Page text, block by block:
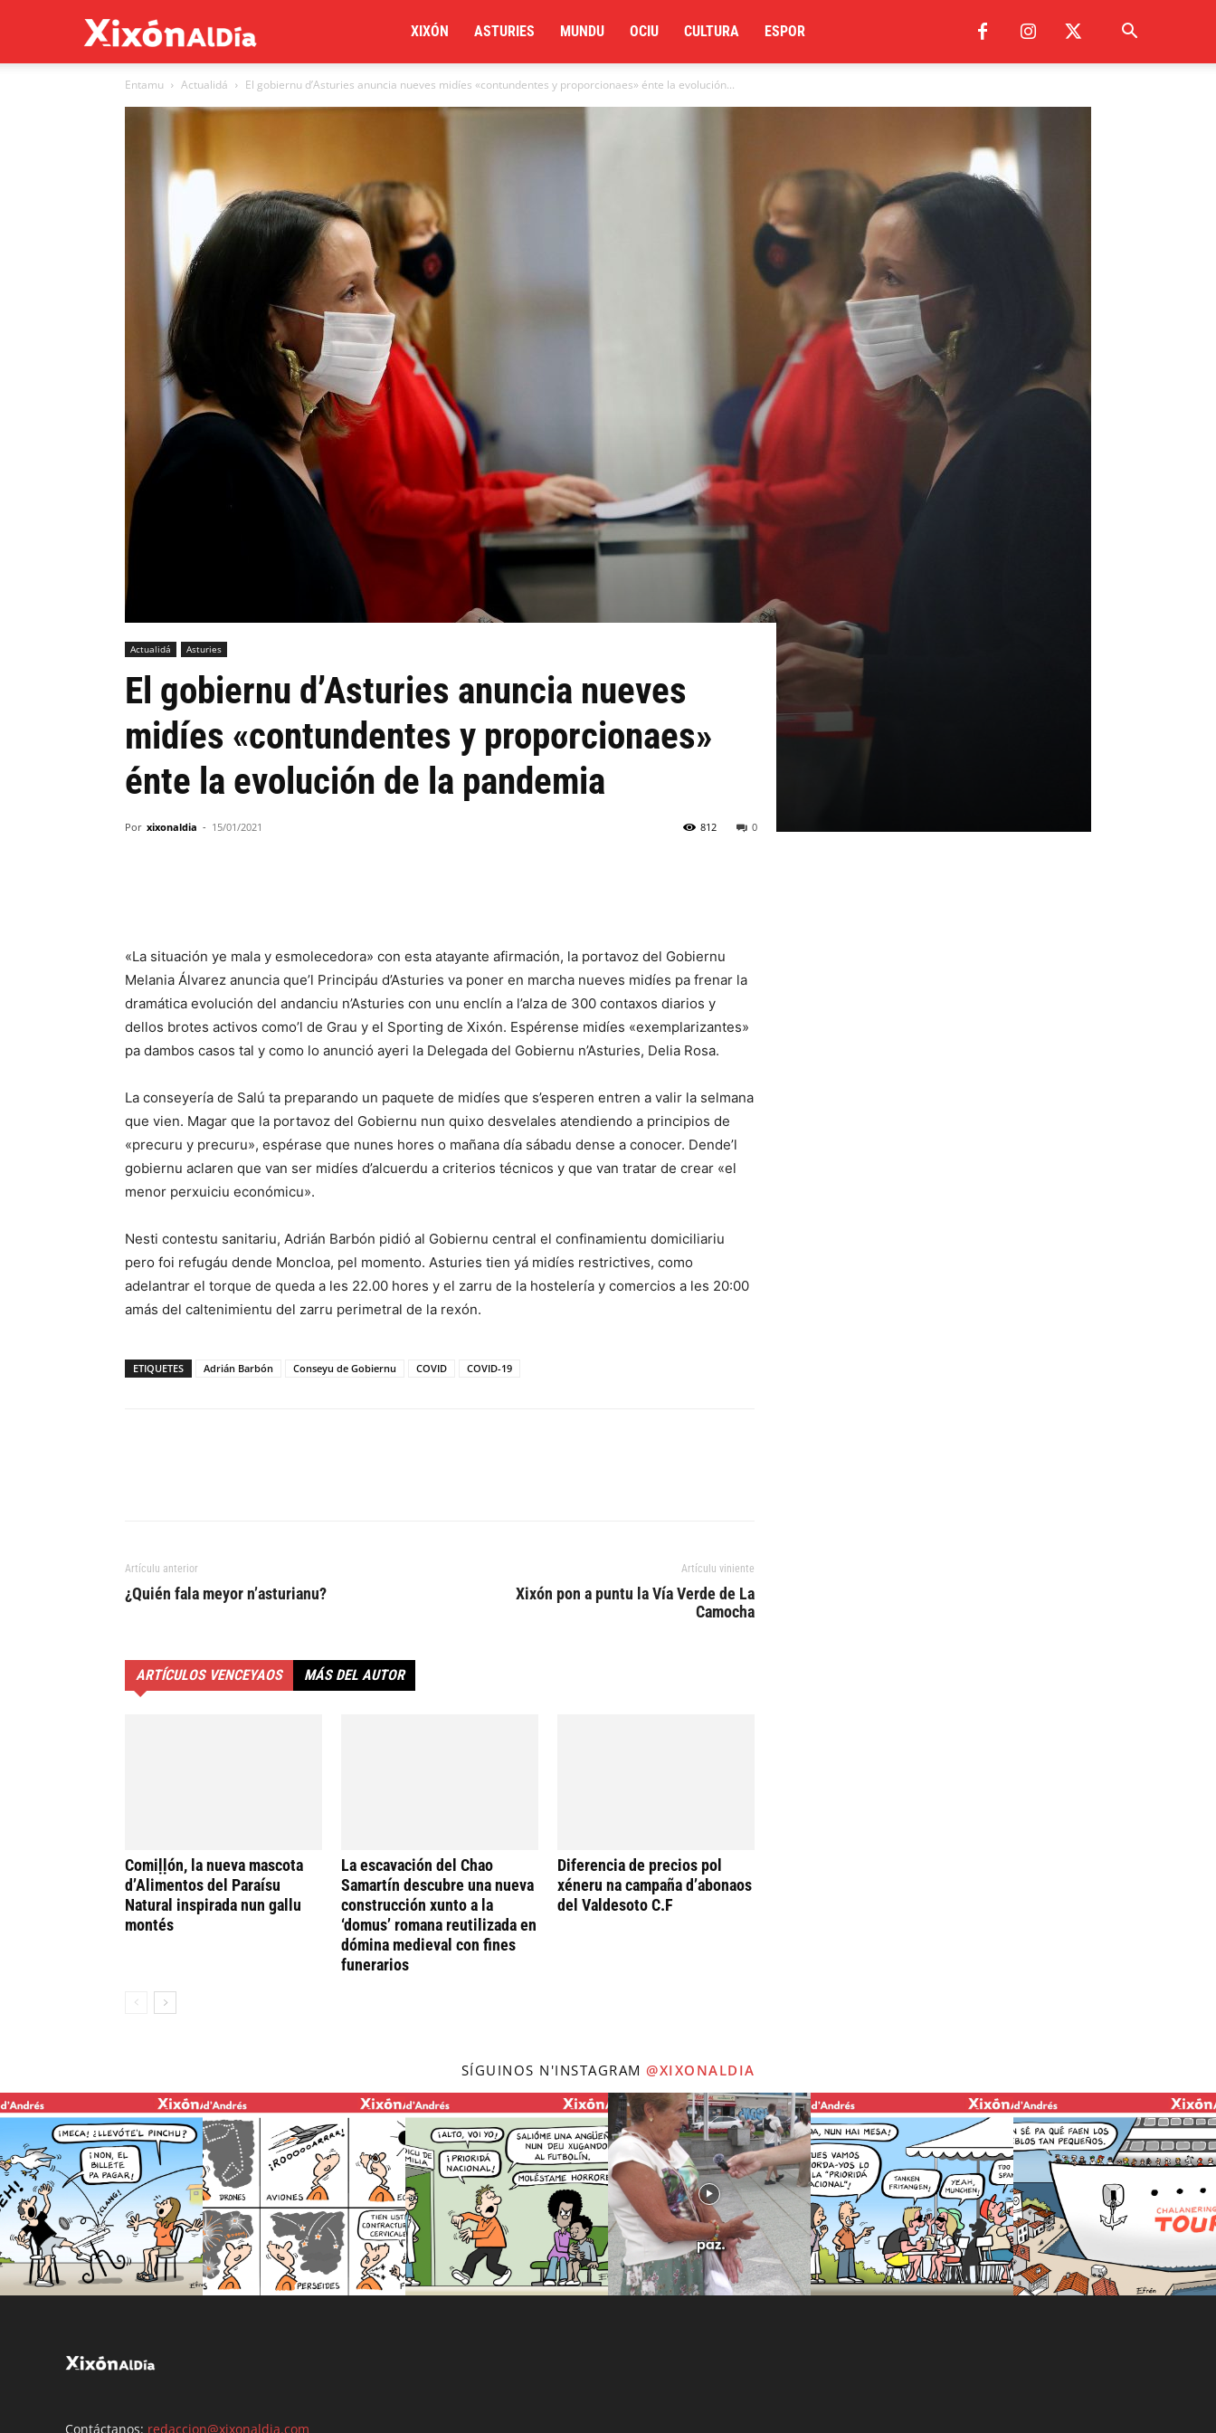
al
XIXÓN ASTURIES MUNDU OCIU CULTURA ESPOR
Entamu Actualidá El gobiernu d’Asturies anuncia nueves midíes «contundentes y proporcionaes» énte la evolución...
Actualidá Asturies
El gobiernu d’Asturies anuncia nueves
midíes «contundentes y proporcionaes»
énte la evolución de la pandemia
Por xixonaldia - 15/01/2021 0
812
«La situación ye mala y esmolecedora» con esta atayante afirmación, la portavoz del Gobiernu
Melania Álvarez anuncia que’l Principáu d’Asturies va poner en marcha nueves midíes pa frenar la
dramática evolución del andanciu n’Asturies con unu enclín a l’alza de 300 contaxos diarios y
dellos brotes activos como’l de Grau y el Sporting de Xixón. Espérense midíes «exemplarizantes»
pa dambos casos tal y como lo anunció ayeri la Delegada del Gobiernu n’Asturies, Delia Rosa.
La conseyería de Salú ta preparando un paquete de midíes que s’esperen entren a valir la selmana
que vien. Magar que la portavoz del Gobiernu nun quixo desvelales atendiendo a principios de
«precuru y precuru», espérase que nunes hores o mañana día sábadu dense a conocer. Dende’l
gobiernu aclaren que van ser midíes d’alcuerdu a criterios técnicos y que van tratar de crear «el
menor perxuiciu económicu».
Nesti contestu sanitariu, Adrián Barbón pidió al Gobiernu central el confinamientu domiciliariu
pero foi refugáu dende Moncloa, pel momento. Asturies tien yá midíes restrictives, como
adelantrar el torque de queda a les 22.00 hores y el zarru de la hostelería y comercios a les 20:00
amás del caltenimientu del zarru perimetral de la rexón.
ETIQUETES Adrián Barbón Conseyu de Gobiernu COVID COVID-19
Artículu anterior
¿Quién fala meyor n’asturianu?
Artículu viniente
Xixón pon a puntu la Vía Verde de La
Camocha
ARTÍCULOS VENCEYAOS MÁS DEL AUTOR
Comiḷḷón, la nueva mascota
d’Alimentos del Paraísu
Natural inspirada nun gallu
montés
La escavación del Chao
Samartín descubre una nueva
construcción xunto a la
‘domus’ romana reutilizada en
dómina medieval con fines
funerarios
Diferencia de precios pol
xéneru na campaña d’abonaos
del Valdesoto C.F
SÍGUINOS N'INSTAGRAM @XIXONALDIA
Contáctanos: redaccion@xixonaldia.com